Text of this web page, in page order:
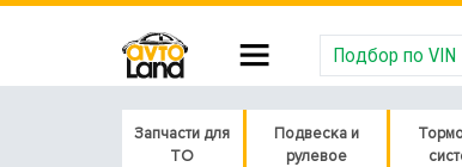
Подбор по VIN
Запчасти для
ТО
Подвеска и
рулевое